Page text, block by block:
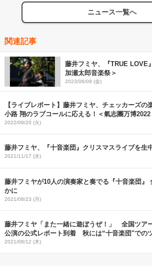
ニュース一覧へ
関連記事
藤井フミヤ、『TRUE LOVE
加瀬太郎音楽祭＞
2023/06/09 (金)
【ライブレポート】藤井フミヤ、チェッカーズの
小路 翔のラブコールに応える！＜氣志團万博2022
2022/09/20 (火)
藤井フミヤ、『十音楽団』クリスマスライブを生
2021/11/17 (水)
藤井フミヤが10人の演奏家と奏でる『十音楽団』
かに
2021/08/23 (月)
藤井フミヤ「また一緒に遊ぼうぜ！」 全国ツア
公演の公式レポート到着 秋には“十音楽団"での
2021/08/12 (木)